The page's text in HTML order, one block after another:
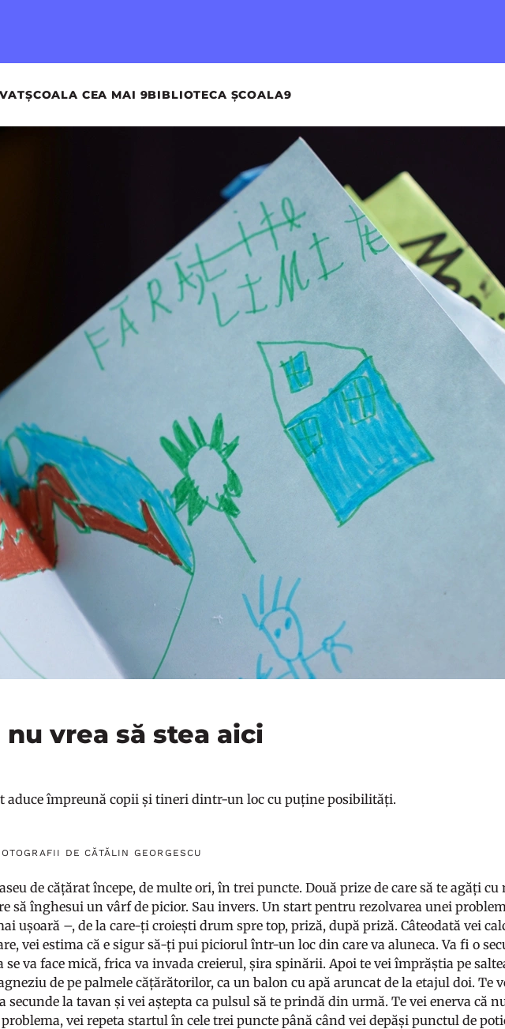
ȘCOALA CEA MAI 9BIBLIOTECA ȘCOALA9
vrea să stea aici
aduce împreună copii și tineri dintr-un loc cu puține posibilități.
DE CĂTĂLIN GEORGESCU
de cățărat începe, de multe ori, în trei puncte. Două prize de care să te agăți
să înghesui un vârf de picior. Sau invers. Un start pentru rezolvarea unei
ușoară –, de la care-ți croiești drum spre top, priză, după priză. Câteodată vei
vei estima că e sigur să-ți pui piciorul într-un loc din care va aluneca. Va fi o
se va face mică, frica va invada creierul, șira spinării. Apoi te vei împrăștia pe
de pe palmele cățărătorilor, ca un balon cu apă aruncat de la etajul doi. Te
secunde la tavan și vei aștepta ca pulsul să te prindă din urmă. Te vei enerva că
vei repeta startul în cele trei puncte până când vei depăși punctul de